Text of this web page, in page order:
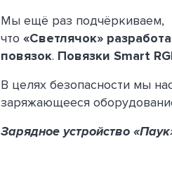
Мы ещё раз подчёркиваем,
что «Светлячок»
повязок. Повязки Smart
В целях безопасности мы
заряжающееся
Зарядное устройство